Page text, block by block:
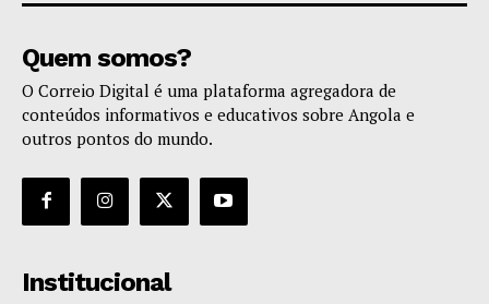
Quem somos?
O Correio Digital é uma plataforma agregadora de
conteúdos informativos e educativos sobre Angola e
outros pontos do mundo.
Institucional